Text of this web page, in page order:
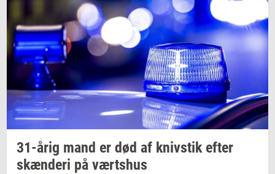
31-årig mand er død af kniv­stik efter
skæn­de­ri på værts­hus